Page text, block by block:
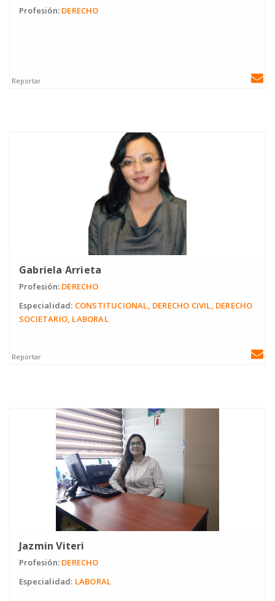
Profesión: DERECHO
Reportar
Gabriela Arrieta
Profesión: DERECHO
Especialidad: CONSTITUCIONAL, DERECHO CIVIL, DERECHO
SOCIETARIO, LABORAL
Reportar
Jazmin Viteri
Profesión: DERECHO
Especialidad: LABORAL